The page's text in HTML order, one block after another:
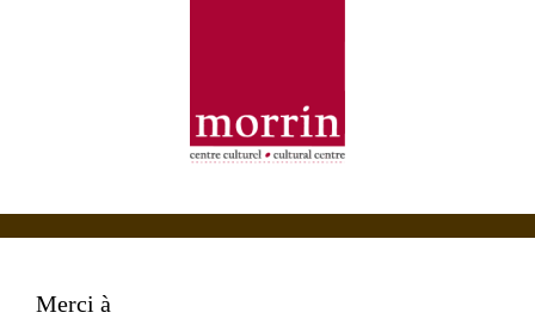
Merci à